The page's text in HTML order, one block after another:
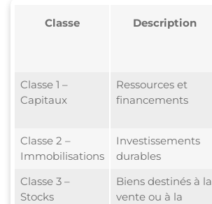
Classe Description
Classe 1 –
Capitaux
Ressources et
financements
Classe 2 –
Immobilisations
Investissements
durables
Classe 3 –
Stocks
Biens destinés à la
vente ou à la